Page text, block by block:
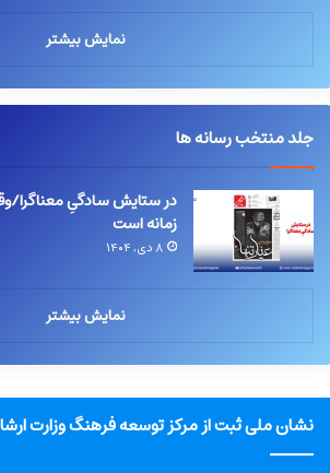
نمایش بیشتر
جلد منتخب رسانه ها
در ستایش سادگیِ معناگرا/
زمانه است
۸ دی, ۱۴۰۴
نمایش بیشتر
نشان ملی ثبت از مرکز توسعه فرهنگ وزارت